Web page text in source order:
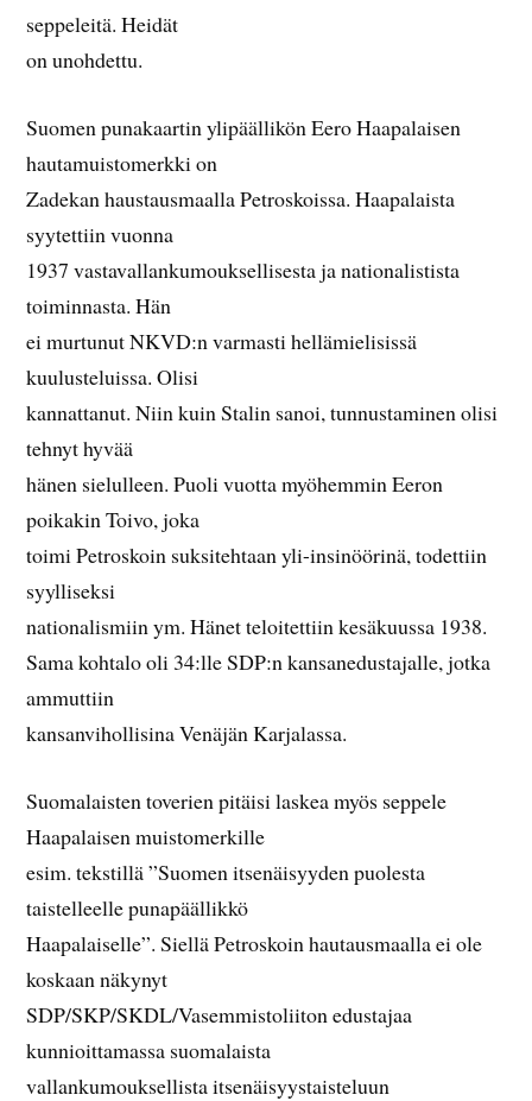
seppeleitä. Heidät
on unohdettu.
Suomen punakaartin ylipäällikön Eero Haapalaisen
hautamuistomerkki on
Zadekan haustausmaalla Petroskoissa. Haapalaista
syytettiin vuonna
1937 vastavallankumouksellisesta ja nationalistista
toiminnasta. Hän
ei murtunut NKVD:n varmasti hellämielisissä
kuulusteluissa. Olisi
kannattanut. Niin kuin Stalin sanoi, tunnustaminen olisi
tehnyt hyvää
hänen sielulleen. Puoli vuotta myöhemmin Eeron
poikakin Toivo, joka
toimi Petroskoin suksitehtaan yli-insinöörinä, todettiin
syylliseksi
nationalismiin ym. Hänet teloitettiin kesäkuussa 1938.
Sama kohtalo oli 34:lle SDP:n kansanedustajalle, jotka
ammuttiin
kansanvihollisina Venäjän Karjalassa.
Suomalaisten toverien pitäisi laskea myös seppele
Haapalaisen muistomerkille
esim. tekstillä ”Suomen itsenäisyyden puolesta
taistelleelle punapäällikkö
Haapalaiselle”. Siellä Petroskoin hautausmaalla ei ole
koskaan näkynyt
SDP/SKP/SKDL/Vasemmistoliiton edustajaa
kunnioittamassa suomalaista
vallankumouksellista itsenäisyystaisteluun